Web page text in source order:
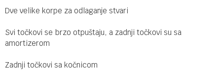
Dve velike korpe za odlaganje stvari
Svi točkovi se brzo otpuštaju, a zadnji točkovi su sa
amortizerom
Zadnji točkovi sa kočnicom